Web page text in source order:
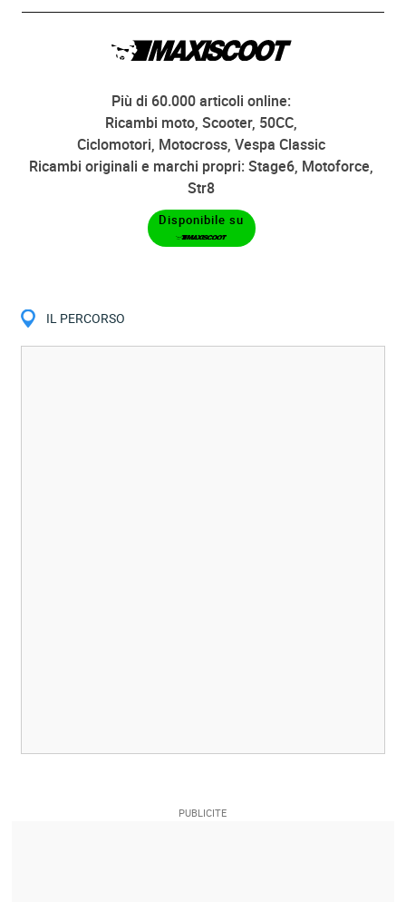
Più di 60.000 articoli online:
Ricambi moto, Scooter, 50CC,
Ciclomotori, Motocross, Vespa Classic
Ricambi originali e marchi propri: Stage6, Motoforce,
Str8
Disponibile su
IL PERCORSO